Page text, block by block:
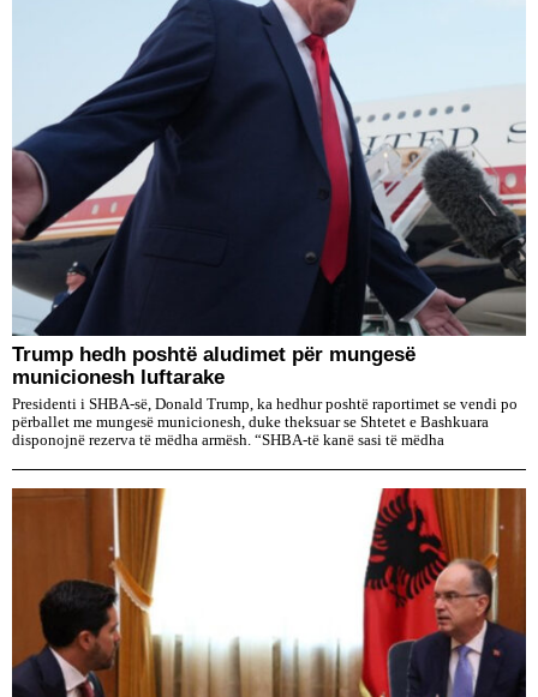
Trump hedh poshtë aludimet për mungesë
municionesh luftarake
Presidenti i SHBA-së, Donald Trump, ka hedhur poshtë raportimet se vendi po
përballet me mungesë municionesh, duke theksuar se Shtetet e Bashkuara
disponojnë rezerva të mëdha armësh. “SHBA-të kanë sasi të mëdha